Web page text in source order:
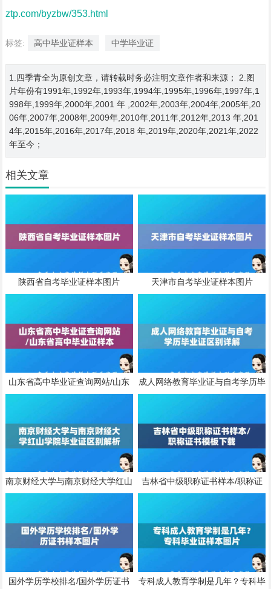
ztp.com/byzbw/353.html
标签: 高中毕业证样本 中学毕业证
1.四季青全为原创文章，请转载时务必注明文章作者和来源； 2.图
片年份有1991年,1992年,1993年,1994年,1995年,1996年,1997年,1
998年,1999年,2000年,2001 年 ,2002年,2003年,2004年,2005年,20
06年,2007年,2008年,2009年,2010年,2011年,2012年,2013 年,201
4年,2015年,2016年,2017年,2018 年,2019年,2020年,2021年,2022
年至今；
相关文章
陕西省自考毕业证样本图片 天津市自考毕业证样本图片
山东省高中毕业证查询网站/山东
省高中毕业证样本
成人网络教育毕业证与自考学历毕
业证区别详解
南京财经大学与南京财经大学红山
学院毕业证区别解析
吉林省中级职称证书样本/职称证
书模板下载
国外学历学校排名/国外学历证书
专科成人教育学制是几年？专科毕